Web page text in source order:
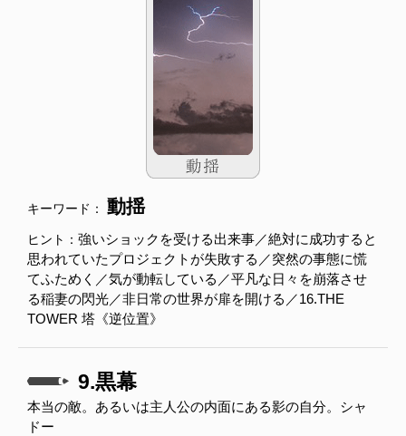
キーワード： 動揺
ヒント： 強いショックを受ける出来事／絶対に成功すると
思われていたプロジェクトが失敗する／突然の事態に慌
てふためく／気が動転している／平凡な日々を崩落させ
る稲妻の閃光／非日常の世界が扉を開ける／16.THE
TOWER 塔《逆位置》
9.黒幕
本当の敵。あるいは主人公の内面にある影の自分。シャ
ドー